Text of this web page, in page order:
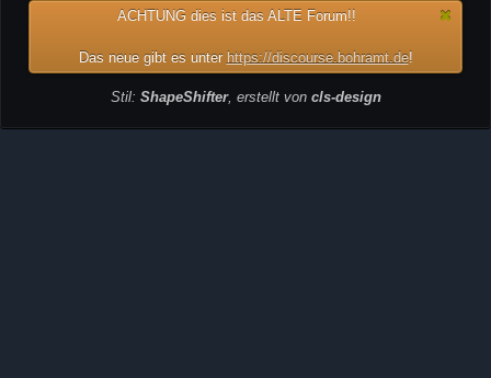
ACHTUNG dies ist das ALTE Forum!!
Das neue gibt es unter https://discourse.bohramt.de!
Stil: ShapeShifter, erstellt von cls-design